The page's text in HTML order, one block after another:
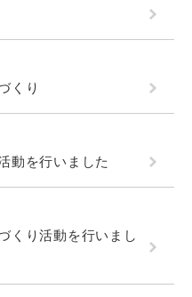
くり
動を行いました
くり活動を行いまし